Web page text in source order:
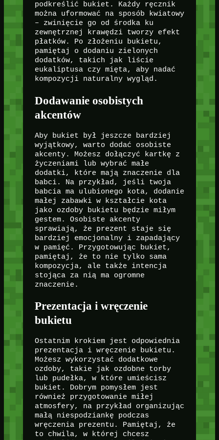
podkreślić bukiet. Każdy ręcznik
można uformować na sposób kwiatowy
– zwinięcie go od środka ku
zewnętrznej krawędzi tworzy efekt
płatków. Po złożeniu bukietu,
pamiętaj o dodaniu zielonych
dodatków, takich jak liście
eukaliptusa czy mięta, aby nadać
kompozycji naturalny wygląd.
Dodawanie osobistych
akcentów
Aby bukiet był jeszcze bardziej
wyjątkowy, warto dodać osobiste
akcenty. Możesz dołączyć kartkę z
życzeniami lub wybrać małe
dodatki, które mają znaczenie dla
babci. Na przykład, jeśli twoja
babcia ma ulubionego kota, dodanie
małej zabawki w kształcie kota
jako ozdoby bukietu będzie miłym
gestem. Osobiste akcenty
sprawiają, że prezent staje się
bardziej emocjonalny i zapadający
w pamięć. Przygotowując bukiet,
pamiętaj, że to nie tylko sama
kompozycja, ale także intencja
stojąca za nią ma ogromne
znaczenie.
Prezentacja i wręczenie
bukietu
Ostatnim krokiem jest odpowiednia
prezentacja i wręczenie bukietu.
Możesz wykorzystać dodatkowe
ozdoby, takie jak ozdobne torby
lub pudełka, w które umieścisz
bukiet. Dobrym pomysłem jest
również przygotowanie miłej
atmosfery, na przykład organizując
małą niespodziankę podczas
wręczenia prezentu. Pamiętaj, że
to chwila, w której chcesz